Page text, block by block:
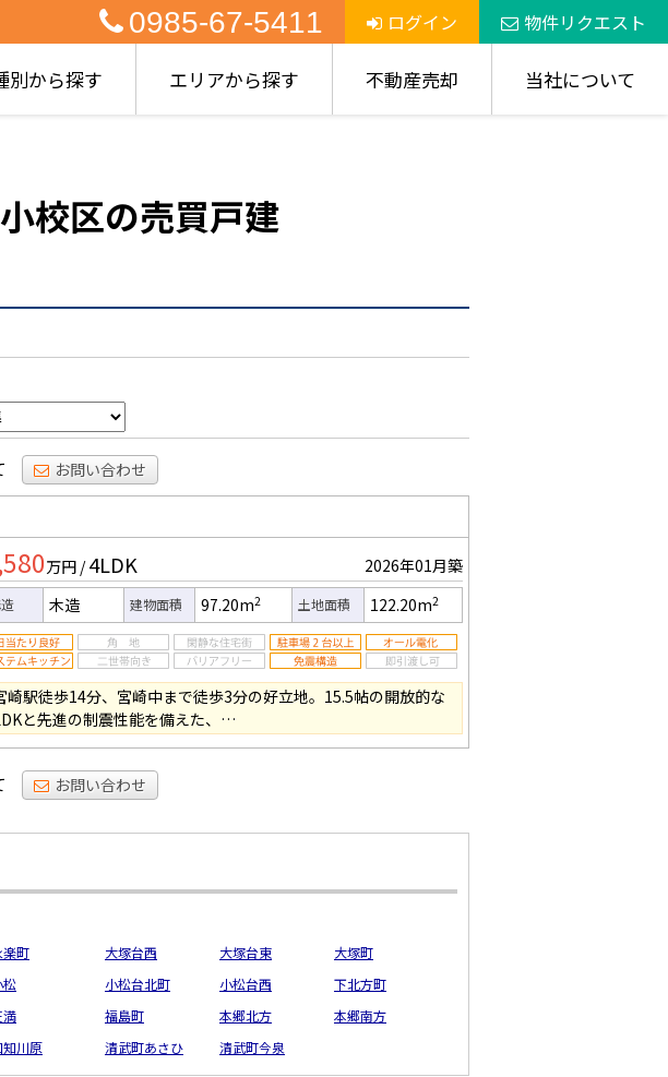
0985-67-5411 ログイン 物件リクエスト
別から探す エリアから探す 不動産売却 当社について
校区の売買戸建
お問い合わせ
万円 / 4LDK 2026年01月築
木造 建物面積 97.20m2 土地面積 122.20m2
崎駅徒歩14分、宮崎中まで徒歩3分の好立地。15.5帖の開放的な
と先進の制震性能を備えた、…
お問い合わせ
楽町 大塚台西 大塚台東
大塚町
松 小松台北町 小松台西
下北方町
満 福島町 本郷北方
本郷南方
知川原 清武町あさひ 清武町今泉